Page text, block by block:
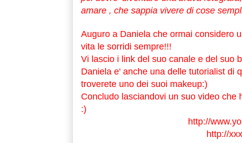
amare , che sappia vivere di cose
Auguro a Daniela che ormai considero
vita le sorridi sempre!!!
Vi lascio i link del suo canale e del suo
Daniela e' anche una delle tutorialist di
troverete uno dei suoi makeup:)
Concludo lasciandovi un suo video
:)
http://
http://